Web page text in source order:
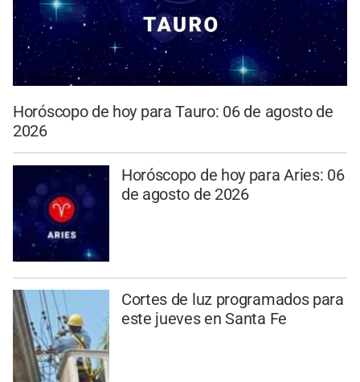
Horóscopo de hoy para Tauro: 06 de agosto de
2026
Horóscopo de hoy para Aries: 06
de agosto de 2026
Cortes de luz programados para
este jueves en Santa Fe